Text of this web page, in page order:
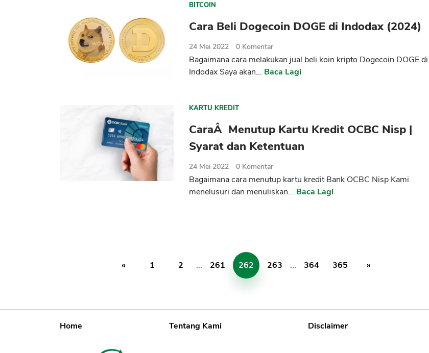
BITCOIN
Cara Beli Dogecoin DOGE di Indodax (2024)
24 Mei 2022 0 Komentar
Bagaimana cara melakukan jual beli koin kripto Dogecoin DOGE di
Indodax Saya akan... Baca Lagi
KARTU KREDIT
CaraÂ Menutup Kartu Kredit OCBC Nisp |
Syarat dan Ketentuan
24 Mei 2022 0 Komentar
Bagaimana cara menutup kartu kredit Bank OCBC Nisp Kami
menelusuri dan menuliskan... Baca Lagi
« 1 2 ... 261 262 263 ... 364 365 »
Home Tentang Kami Disclaimer